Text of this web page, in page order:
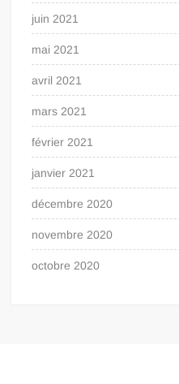
juin 2021
mai 2021
avril 2021
mars 2021
février 2021
janvier 2021
décembre 2020
novembre 2020
octobre 2020